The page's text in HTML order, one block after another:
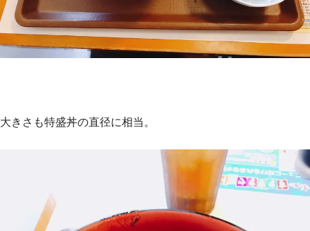
大きさも特盛丼の直径に相当。